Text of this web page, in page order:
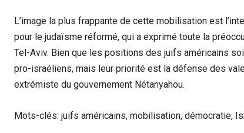
L’image la plus frappante de cette mobilisation est
pour le judaïsme réformé, qui a exprimé toute la
Tel-Aviv. Bien que les positions des juifs américains
pro-israéliens, mais leur priorité est la défense des
extrémiste du gouvernement Nétanyahou.
Mots-clés: juifs américains, mobilisation, démocratie,